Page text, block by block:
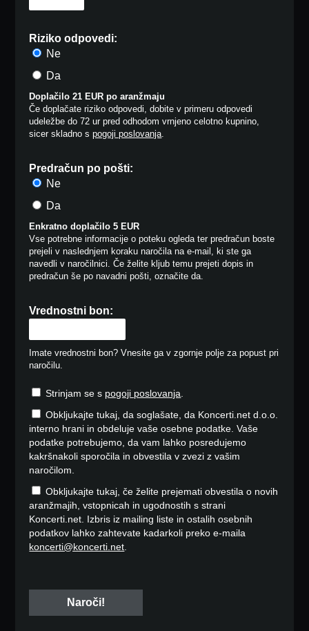
Riziko odpovedi:
Ne
Da
Doplačilo 21 EUR po aranžmaju
Če doplačate riziko odpovedi, dobite v primeru odpovedi
udeležbe do 72 ur pred odhodom vrnjeno celotno kupnino,
sicer skladno spogoji poslovanja.
Predračun po pošti:
Ne
Da
Enkratno doplačilo 5 EUR
Vse potrebne informacije o poteku ogleda ter predračun boste
prejeli v naslednjem koraku naročila na e-mail, ki ste ga
navedli v naročilnici. Če želite kljub temu prejeti dopis in
predračun še po navadni pošti, označite da.
Vrednostni bon:
Imate vrednostni bon? Vnesite ga v zgornje polje za popust pri
naročilu.
Strinjam se s pogoji poslovanja.
Obkljukajte tukaj, da soglašate, da Koncerti.net d.o.o.
interno hrani in obdeluje vaše osebne podatke. Vaše
podatke potrebujemo, da vam lahko posredujemo
kakršnakoli sporočila in obvestila v zvezi z vašim
naročilom.
Obkljukajte tukaj, če želite prejemati obvestila o novih
aranžmajih, vstopnicah in ugodnostih s strani
Koncerti.net. Izbris iz mailing liste in ostalih osebnih
podatkov lahko zahtevate kadarkoli preko e-maila
koncerti@koncerti.net.